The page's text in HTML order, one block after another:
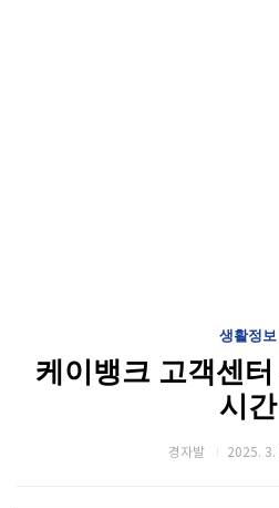
생활정보
케이뱅크 고객센
시간
경자발 2025. 3.